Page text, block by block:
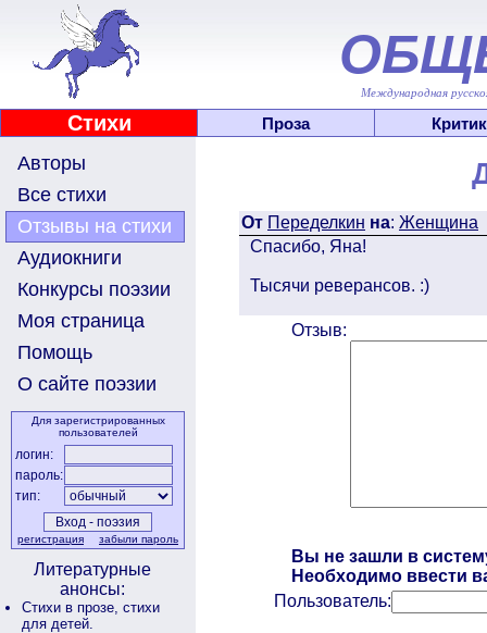
Международная
Стихи Проза
Авторы
Все стихи
Отзывы на стихи
Аудиокниги
Конкурсы поэзии
Моя страница
Помощь
О сайте поэзии
Для зарегистрированных
пользователей
логин:
пароль:
тип:
регистрация забыли пароль
Литературные
анонсы:
Стихи в прозе, стихи
для детей.
От Переделкин на: Женщина
Спасибо, Яна!
Тысячи реверансов. :)
Отзыв:
Вы не зашли в
Необходимо ввести
Пользователь: